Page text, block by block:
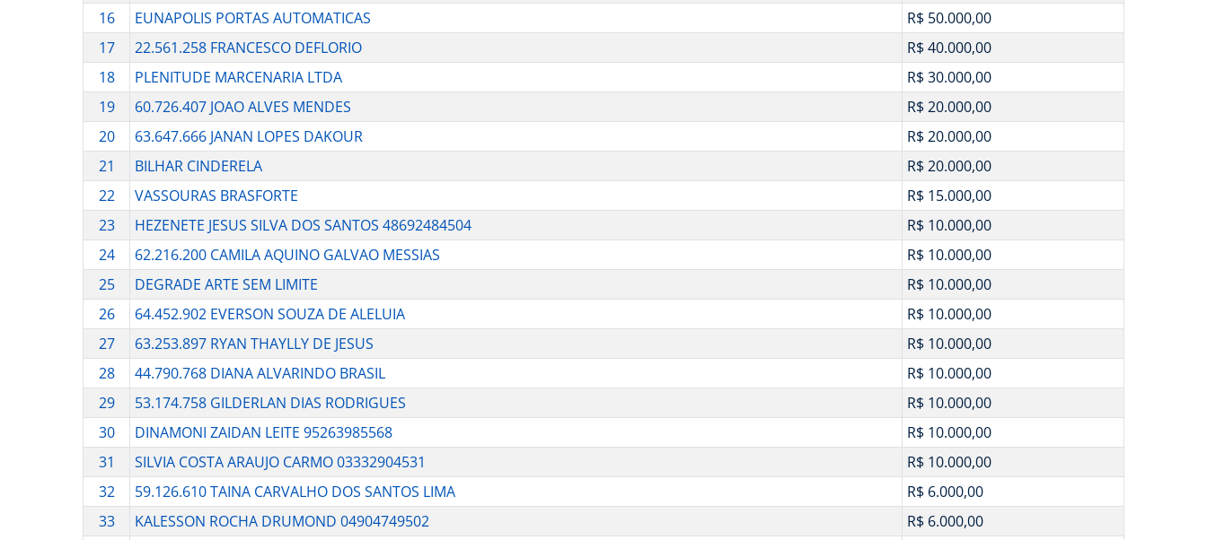
16
EUNAPOLIS PORTAS AUTOMATICAS
R$ 50.000,00
17
22.561.258 FRANCESCO DEFLORIO
R$ 40.000,00
18
PLENITUDE MARCENARIA LTDA
R$ 30.000,00
19
60.726.407 JOAO ALVES MENDES
R$ 20.000,00
20
63.647.666 JANAN LOPES DAKOUR
R$ 20.000,00
21
BILHAR CINDERELA
R$ 20.000,00
22
VASSOURAS BRASFORTE
R$ 15.000,00
23
HEZENETE JESUS SILVA DOS SANTOS 48692484504
R$ 10.000,00
24
62.216.200 CAMILA AQUINO GALVAO MESSIAS
R$ 10.000,00
25
DEGRADE ARTE SEM LIMITE
R$ 10.000,00
26
64.452.902 EVERSON SOUZA DE ALELUIA
R$ 10.000,00
27
63.253.897 RYAN THAYLLY DE JESUS
R$ 10.000,00
28
44.790.768 DIANA ALVARINDO BRASIL
R$ 10.000,00
29
53.174.758 GILDERLAN DIAS RODRIGUES
R$ 10.000,00
30
DINAMONI ZAIDAN LEITE 95263985568
R$ 10.000,00
31
SILVIA COSTA ARAUJO CARMO 03332904531
R$ 10.000,00
32
59.126.610 TAINA CARVALHO DOS SANTOS LIMA
R$ 6.000,00
33
KALESSON ROCHA DRUMOND 04904749502
R$ 6.000,00